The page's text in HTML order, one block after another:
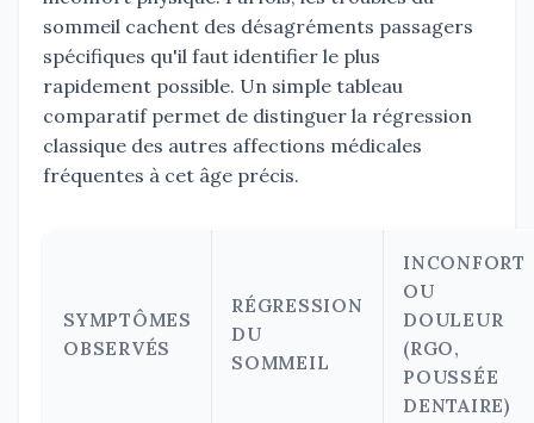
sommeil cachent des désagréments passagers
spécifiques qu'il faut identifier le plus
rapidement possible. Un simple tableau
comparatif permet de distinguer la régression
classique des autres affections médicales
fréquentes à cet âge précis.
SYMPTÔMES
OBSERVÉS
RÉGRESSION
DU
SOMMEIL
INCONFORT
OU
DOULEUR
(RGO,
POUSSÉE
DENTAIRE)